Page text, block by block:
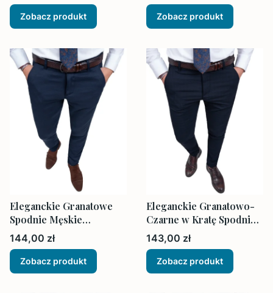
Zobacz produkt Zobacz produkt
Eleganckie Granatowe
Spodnie Męskie
Dopasowane
Cena
144,00 zł
Zobacz produkt
Eleganckie Granatowo-
Czarne w Kratę Spodnie
Męskie Dopasowane
Cena
143,00 zł
Zobacz produkt